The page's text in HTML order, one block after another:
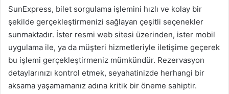
SunExpress, bilet sorgulama işlemini hızlı ve kolay bir
şekilde gerçekleştirmenizi sağlayan çeşitli seçenekler
sunmaktadır. İster resmi web sitesi üzerinden, ister mobil
uygulama ile, ya da müşteri hizmetleriyle iletişime geçerek
bu işlemi gerçekleştirmeniz mümkündür. Rezervasyon
detaylarınızı kontrol etmek, seyahatinizde herhangi bir
aksama yaşamamanız adına kritik bir öneme sahiptir.